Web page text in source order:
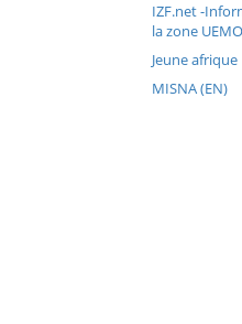
IZF.net -
la zone
Jeune afrique
MISNA (EN)